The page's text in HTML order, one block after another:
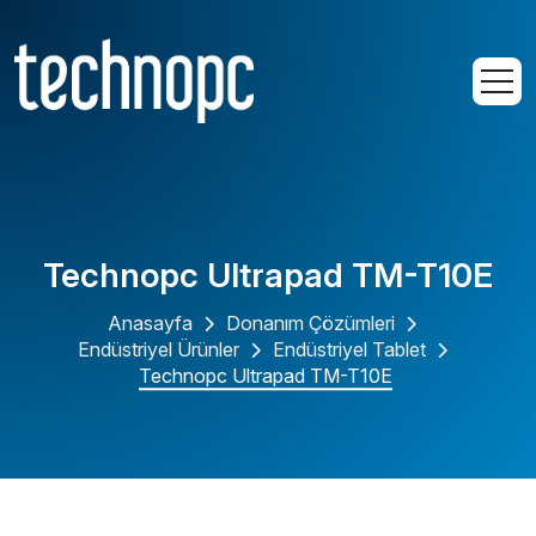
Technopc Ultrapad TM-T10E
Anasayfa
Donanım Çözümleri
Endüstriyel Ürünler
Endüstriyel Tablet
Technopc Ultrapad TM-T10E